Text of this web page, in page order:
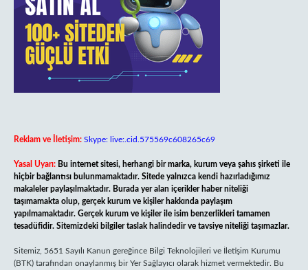
Reklam ve İletişim: Skype: live:.cid.575569c608265c69
Yasal Uyarı: Bu internet sitesi, herhangi bir marka, kurum veya şahıs şirketi ile
hiçbir bağlantısı bulunmamaktadır. Sitede yalnızca kendi hazırladığımız
makaleler paylaşılmaktadır. Burada yer alan içerikler haber niteliği
taşımamakta olup, gerçek kurum ve kişiler hakkında paylaşım
yapılmamaktadır. Gerçek kurum ve kişiler ile isim benzerlikleri tamamen
tesadüfidir. Sitemizdeki bilgiler taslak halindedir ve tavsiye niteliği taşımazlar.
Sitemiz, 5651 Sayılı Kanun gereğince Bilgi Teknolojileri ve İletişim Kurumu
(BTK) tarafından onaylanmış bir Yer Sağlayıcı olarak hizmet vermektedir. Bu